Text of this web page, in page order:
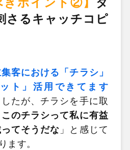
さるキャッチコピ
客における「チラシ」
ト」活用できてます
たが、チラシを手に取
のチラシって私に有益
てそうだな 」と感じて
ます。